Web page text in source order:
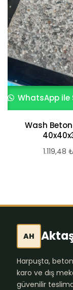
WhatsApp ile
Wash
1.119,48 ₺
AH
Harpuşta,
karo ve dış
güvenilir